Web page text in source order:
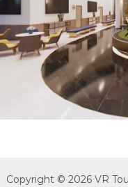
Copyright © 2026 VR